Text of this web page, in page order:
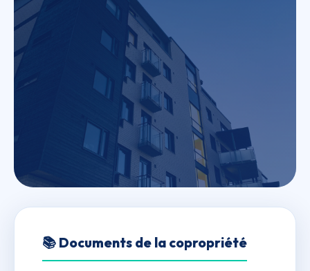
SDC 2 GEORGES POMPIDOU
📚 Documents de la copropriété